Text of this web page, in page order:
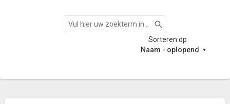
Zoeken
Sorteren op
Naam - oplopend